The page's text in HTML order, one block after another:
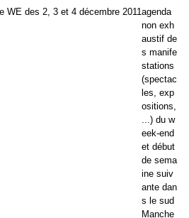
agenda
non exh
austif de
s manife
stations
(spectac
les, exp
ositions,
...) du w
eek-end
et début
de sema
ine suiv
ante dan
s le sud
Manche